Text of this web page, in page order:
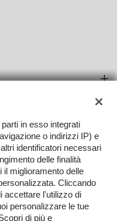
TORNA IN CIMA
in esso integrati
o indirizzi IP) e
identificatori necessari
delle finalità
il miglioramento delle
Cliccando
accettare l'utilizzo di
personalizzare le tue
di più e